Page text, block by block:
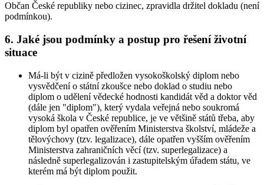
Občan České republiky nebo cizinec, zpravidla držitel dokladu (není
podmínkou).
6. Jaké jsou podmínky a postup pro řešení životní
situace
Má-li být v cizině předložen vysokoškolský diplom nebo
vysvědčení o státní zkoušce nebo doklad o studiu nebo
diplom o udělení vědecké hodnosti kandidát věd a doktor věd
(dále jen "diplom"), který vydala veřejná nebo soukromá
vysoká škola v České republice, je ve většině států třeba, aby
diplom byl opatřen ověřením Ministerstva školství, mládeže a
tělovýchovy (tzv. legalizace), dále opatřen vyšším ověřením
Ministerstva zahraničních věcí (tzv. superlegalizace) a
následně superlegalizován i zastupitelským úřadem státu, ve
kterém má být diplom použit.